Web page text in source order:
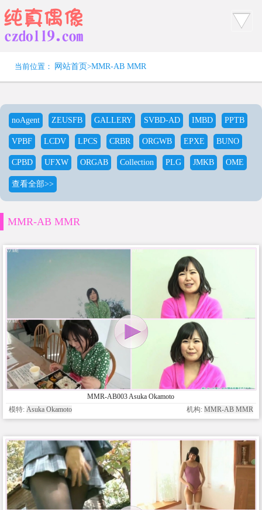
当前位置： 网站首页>MMR-AB MMR
noAgent ZEUSFB GALLERY SVBD-AD IMBD PPTB
VPBF LCDV LPCS CRBR ORGWB EPXE BUNO
CPBD UFXW ORGAB Collection PLG JMKB OME
查看全部>>
MMR-AB MMR
MMR-AB003 Asuka Okamoto
模特: Asuka Okamoto 机构: MMR-AB MMR